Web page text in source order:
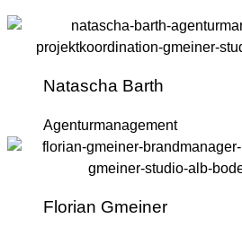
Natascha Barth
Agenturmanagement
Florian Gmeiner